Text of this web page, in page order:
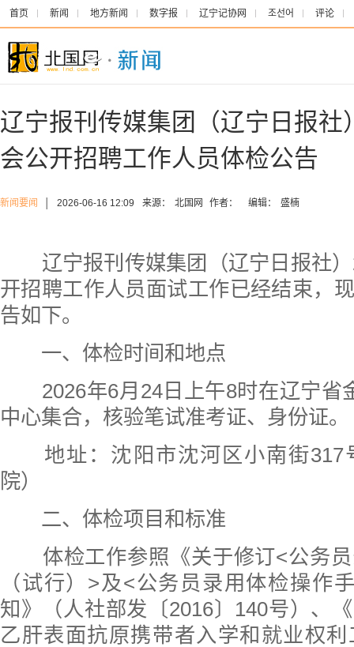
首页 新闻 地方新闻 数字报 辽宁记协网 조선어 评论
辽宁报刊传媒集团（辽宁日报社
会公开招聘工作人员体检公告
新闻要闻 2026-06-16 12:09 来源： 北国网 作者： 编辑： 盛楠
辽宁报刊传媒集团（辽宁日报社）
开招聘工作人员面试工作已经结束，
告如下。
一、体检时间和地点
2026年6月24日上午8时在辽宁省
中心集合，核验笔试准考证、身份证。
地址：沈阳市沈河区小南街317
院）
二、体检项目和标准
体检工作参照《关于修订<公务员
（试行）>及<公务员录用体检操作
知》（人社部发〔2016〕140号）、
乙肝表面抗原携带者入学和就业权